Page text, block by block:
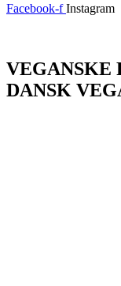
Facebook-f Instagram
VEGANSKE
DANSK